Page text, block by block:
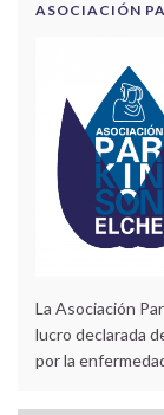
ASOCIACIÓN
La Asociación
lucro declarada
por la